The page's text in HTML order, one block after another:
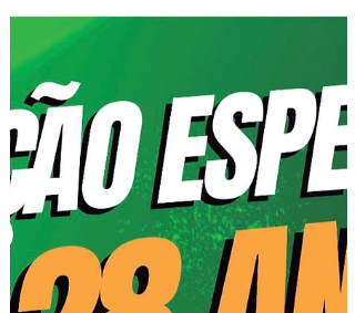
Do gramado ao forno: a história de
Marcos Lopes, o craque do pão
Ex-jogador profissional de futebol, ele
transformou uma pequena padaria em
referência de qualidade, em Campo Grande e na
Barra Quem entra na Craque do Pão, padaria
localizada no Downtown, encontra vitrines
irresistíveis, pães artesanais saindo do forno,
doces portugueses que parecem ter
desembarcado diretamente de Lisboa e uma
variedade capaz de fazer qualquer dieta pedir